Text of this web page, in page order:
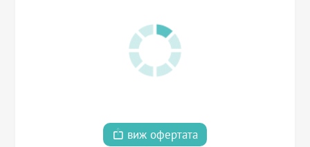
виж офертата